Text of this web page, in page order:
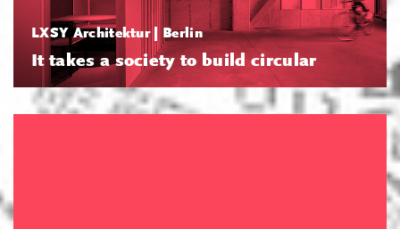
LXSY Architektur | Berlin
It takes a society to build circular